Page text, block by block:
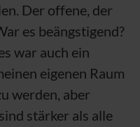
Der offene, der
es beängstigend?
war auch ein
eigenen Raum
werden, aber
stärker als alle